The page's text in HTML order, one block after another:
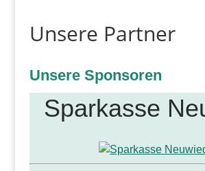
Unsere Partner
Unsere Sponsoren
Sparkasse